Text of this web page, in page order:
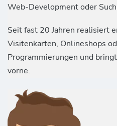
Web-Development oder
Seit fast 20 Jahren realisiert
Visitenkarten, Onlineshops
Programmierungen und
vorne.